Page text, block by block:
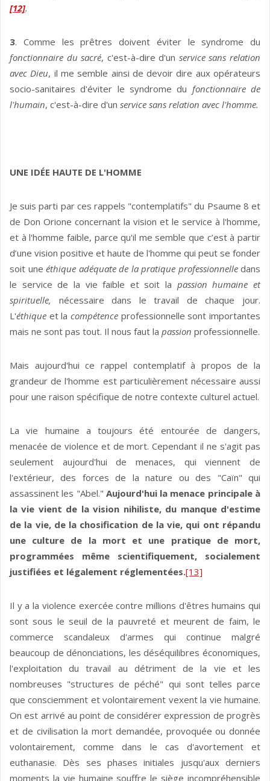
[12].
3. Comme les prêtres doivent éviter le syndrome du
fonctionnaire du sacré, c'est-à-dire d'un service sans relation
avec Dieu, il me semble ainsi de devoir dire aux opérateurs
socio-sanitaires d'éviter le syndrome du fonctionnaire de
l'humain, c'est-à-dire d'un service sans relation avec l'homme.
UNE IDÉE HAUTE DE L'HOMME
Je suis parti par ces rappels "contemplatifs" du Psaume 8 et
de Don Orione concernant la vision et le service à l'homme,
et à l'homme faible, parce qu'il me semble que c’est à partir
d’une vision positive et haute de l'homme qui peut se fonder
soit une éthique adéquate de la pratique professionnelle dans
le service de la vie faible et soit la passion humaine et
spirituelle, nécessaire dans le travail de chaque jour.
L'éthique et lacompétence professionnelle sont importantes
mais ne sont pas tout. Il nous faut la passion professionnelle.
Mais aujourd'hui ce rappel contemplatif à propos de la
grandeur de l'homme est particulièrement nécessaire aussi
pour une raison spécifique de notre contexte culturel actuel.
La vie humaine a toujours été entourée de dangers,
menacée de violence et de mort. Cependant il ne s'agit pas
seulement aujourd'hui de menaces, qui viennent de
l'extérieur, des forces de la nature ou des "Caïn" qui
assassinent les "Abel." Aujourd'hui la menace principale à
la vie vient de la vision nihiliste, du manque d'estime
de la vie, de la chosification de la vie, qui ont répandu
une culture de la mort et une pratique de mort,
programmées même scientifiquement, socialement
justifiées et légalement réglementées.[13]
Il y a la violence exercée contre millions d'êtres humains qui
sont sous le seuil de la pauvreté et meurent de faim, le
commerce scandaleux d'armes qui continue malgré
beaucoup de dénonciations, les déséquilibres économiques,
l'exploitation du travail au détriment de la vie et les
nombreuses "structures de péché" qui sont telles parce
que consciemment et volontairement vexent la vie humaine.
On est arrivé au point de considérer expression de progrès
et de civilisation la mort demandée, provoquée ou donnée
volontairement, comme dans le cas d'avortement et
euthanasie. Dès ses phases initiales jusqu'aux derniers
moments la vie humaine souffre le siège incompréhensible